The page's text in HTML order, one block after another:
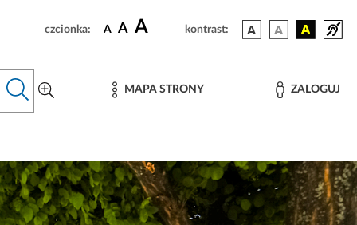
czcionka: A A A kontrast:
MAPA STRONY ZALOGUJ